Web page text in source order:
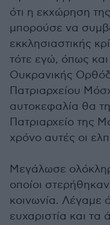
ότι η εκχώρηση
μπορούσε να
εκκλησιαστικής
τότε εγώ, όπως και
Ουκρανικής
Πατριαρχείου
αυτοκεφαλία θα
Πατριαρχείο της
χρόνο αυτές οι
Μεγάλωσε
οποίοι
κοινωνία. Λέγαμε
ευχαριστία και τα